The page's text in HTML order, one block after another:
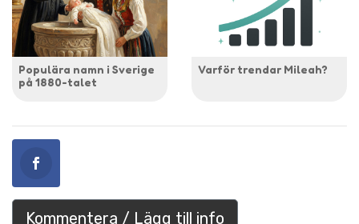
Populära namn i Sverige
på 1880-talet
Varför trendar Mileah?
Kommentera / Lägg till info